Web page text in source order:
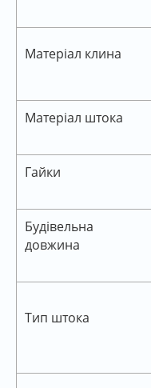
Матеріал клина
Матеріал штока
Гайки
Будівельна
довжина
Тип штока